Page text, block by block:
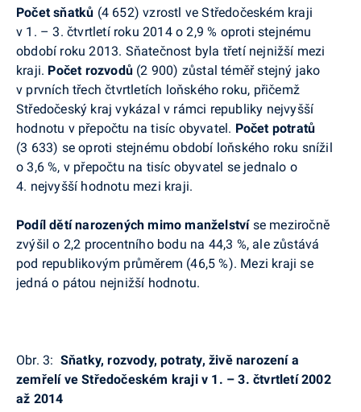
Počet sňatků (4 652) vzrostl ve Středočeském kraji
v 1. – 3. čtvrtletí roku 2014 o 2,9 % oproti stejnému
období roku 2013. Sňatečnost byla třetí nejnižší mezi
kraji. Počet rozvodů (2 900) zůstal téměř stejný jako
v prvních třech čtvrtletích loňského roku, přičemž
Středočeský kraj vykázal v rámci republiky nejvyšší
hodnotu v přepočtu na tisíc obyvatel. Počet potratů
(3 633) se oproti stejnému období loňského roku snížil
o 3,6 %, v přepočtu na tisíc obyvatel se jednalo o
4. nejvyšší hodnotu mezi kraji.
Podíl dětí narozených mimo manželstvíse meziročně
zvýšil o 2,2 procentního bodu na 44,3 %, ale zůstává
pod republikovým průměrem (46,5 %). Mezi kraji se
jedná o pátou nejnižší hodnotu.
Obr. 3: Sňatky, rozvody, potraty, živě narození a
zemřelí ve Středočeském kraji v 1. – 3. čtvrtletí 2002
až 2014